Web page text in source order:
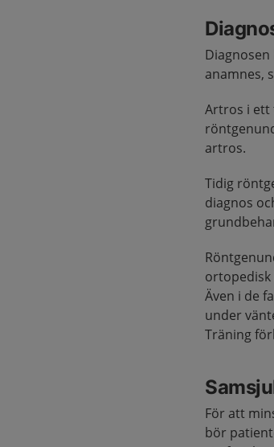
anamnes,
Artros i ett
artros.
Tidig
diagnos
Även i de
under
Träning
För att
bör